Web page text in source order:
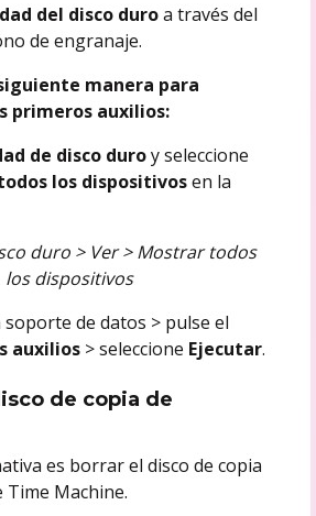
del disco duroa través del
de engranaje.
manera para
primeros auxilios:
de disco duroy seleccione
los dispositivosen la
duro > Ver > Mostrar todos
los dispositivos
soporte de datos > pulse el
auxilios > seleccione Ejecutar.
de copia de
es borrar el disco de copia
Time Machine.